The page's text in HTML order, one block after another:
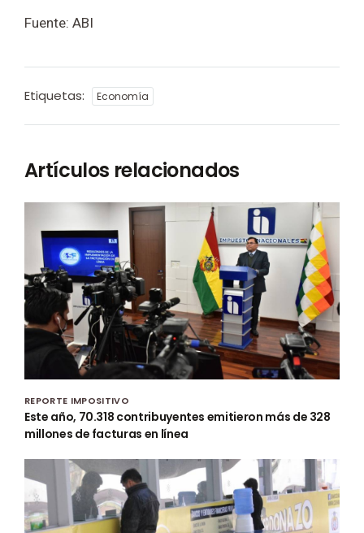
Fuente: ABI
Etiquetas: Economía
Artículos relacionados
REPORTE IMPOSITIVO
Este año, 70.318 contribuyentes emitieron más de 328
millones de facturas en línea